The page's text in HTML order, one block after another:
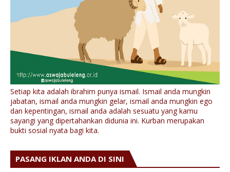
Setiap kita adalah ibrahim punya ismail. Ismail anda mungkin
jabatan, ismail anda mungkin gelar, ismail anda mungkin ego
dan kepentingan, ismail anda adalah sesuatu yang kamu
sayangi yang dipertahankan didunia ini. Kurban merupakan
bukti sosial nyata bagi kita.
PASANG IKLAN ANDA DI SINI